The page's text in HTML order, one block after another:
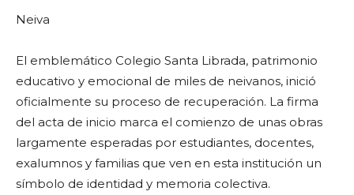
Neiva
El emblemático Colegio Santa Librada, patrimonio
educativo y emocional de miles de neivanos, inició
oficialmente su proceso de recuperación. La firma
del acta de inicio marca el comienzo de unas obras
largamente esperadas por estudiantes, docentes,
exalumnos y familias que ven en esta institución un
símbolo de identidad y memoria colectiva.